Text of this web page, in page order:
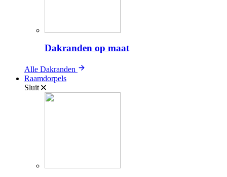
Dakranden op maat
Alle Dakranden
Raamdorpels
Sluit